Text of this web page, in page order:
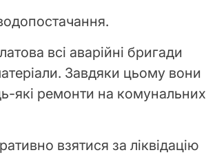
всі аварійні бригади
Завдяки цьому вони
які ремонти на комунальних
взятися за ліквідацію